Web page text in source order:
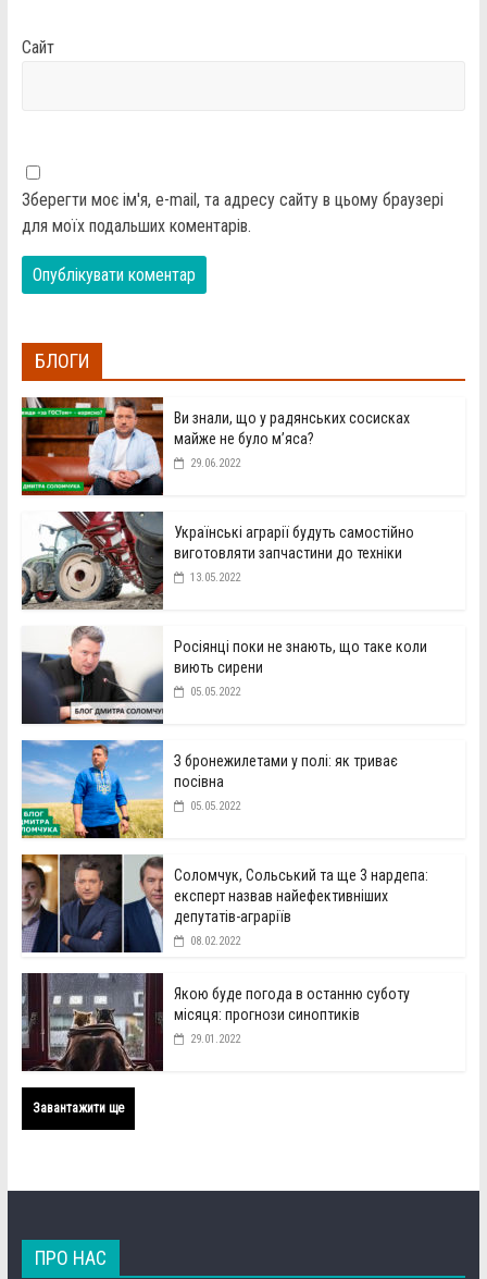
Сайт
Зберегти моє ім'я, e-mail, та адресу сайту в цьому браузері
для моїх подальших коментарів.
БЛОГИ
Ви знали, що у радянських сосисках
майже не було м’яса?
29.06.2022
Українські аграрії будуть самостійно
виготовляти запчастини до техніки
13.05.2022
Росіянці поки не знають, що таке коли
виють сирени
05.05.2022
З бронежилетами у полі: як триває
посівна
05.05.2022
Соломчук, Сольський та ще 3 нардепа:
експерт назвав найефективніших
депутатів-аграріїв
08.02.2022
Якою буде погода в останню суботу
місяця: прогнози синоптиків
29.01.2022
Завантажити ще
ПРО НАС